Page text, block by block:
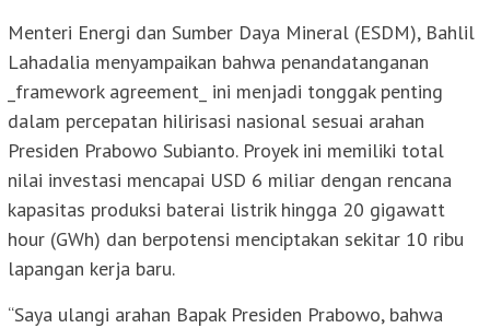
Menteri Energi dan Sumber Daya Mineral (ESDM), Bahlil
Lahadalia menyampaikan bahwa penandatanganan
_framework agreement_ ini menjadi tonggak penting
dalam percepatan hilirisasi nasional sesuai arahan
Presiden Prabowo Subianto. Proyek ini memiliki total
nilai investasi mencapai USD 6 miliar dengan rencana
kapasitas produksi baterai listrik hingga 20 gigawatt
hour (GWh) dan berpotensi menciptakan sekitar 10 ribu
lapangan kerja baru.
“Saya ulangi arahan Bapak Presiden Prabowo, bahwa